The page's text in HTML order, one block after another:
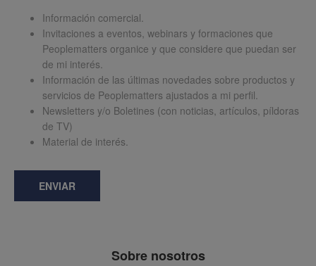
Información comercial.
Invitaciones a eventos, webinars y formaciones que
Peoplematters organice y que considere que puedan ser
de mi interés.
Información de las últimas novedades sobre productos y
servicios de Peoplematters ajustados a mi perfil.
Newsletters y/o Boletines (con noticias, artículos, píldoras
de TV)
Material de interés.
ENVIAR
Sobre nosotros